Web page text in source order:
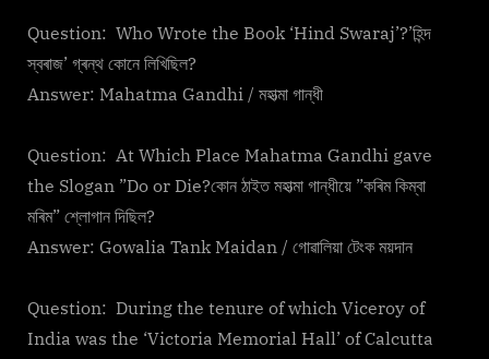
Question: Who Wrote the Book ‘Hind Swaraj’?’হিন্দ
স্বৰাজ’ গ্ৰন্থ কোনে লিখিছিল?
Answer: Mahatma Gandhi / মহাত্মা গান্ধী
Question: At Which Place Mahatma Gandhi gave
the Slogan ”Do or Die?কোন ঠাইত মহাত্মা গান্ধীয়ে ”কৰিম কিম্বা
মৰিম” শ্লোগান দিছিল?
Answer: Gowalia Tank Maidan / গোৱালিয়া টেংক ময়দান
Question: During the tenure of which Viceroy of
India was the ‘Victoria Memorial Hall’ of Calcutta